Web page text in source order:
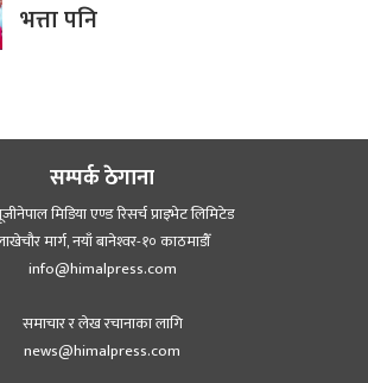
भत्ता पनि
सम्पर्क ठेगाना
मिडिया एण्ड रिसर्च प्राइभेट लिमिटेड
मार्ग, नयाँ बानेश्‍वर-१० काठमाडौँ
info@himalpress.com
समाचार र लेख रचानाका लागि
news@himalpress.com